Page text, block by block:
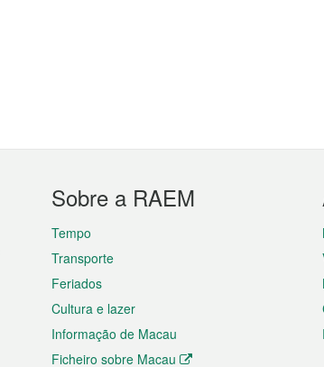
Sobre a RAEM
Tempo
Transporte
Feriados
Cultura e lazer
Informação de Macau
Ficheiro sobre Macau